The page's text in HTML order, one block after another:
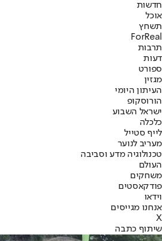
חדשות
אוכל
תשחץ
ForReal
תרבות
דעות
ספורט
מגזין
העיתון היומי
הורוסקופ
ישראל השבוע
כלכלה
לייף סטייל
מעריב לנוער
טכנולוגיה מדע וסביבה
העולם
משחקים
פודקאסטים
וידאו
אנחנו מגייסים
X
שיתוף כתבה